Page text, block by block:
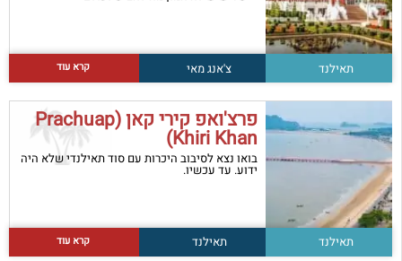
תאילנד צ'אנג מאי קרא עוד
פרצ'ואפ קירי קאן (Prachuap
Khiri Khan)
בואו נצא לסיבוב היכרות עם סוד תאילנדי שלא היה
ידוע. עד עכשיו.
תאילנד תאילנד קרא עוד